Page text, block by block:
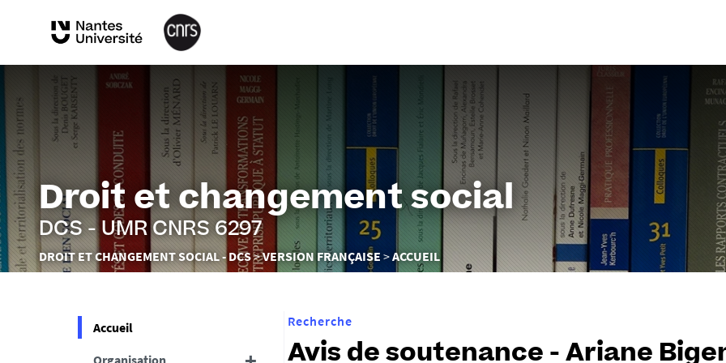
Droit et changement social
DCS - UMR CNRS 6297
Vous
êtes
DROIT ET CHANGEMENT SOCIAL - DCS VERSION FRANÇAISE ACCUEIL
Accueil
Organisation
Recherche
Avis de soutenance - Ariane